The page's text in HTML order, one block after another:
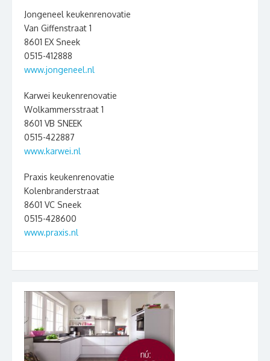
Jongeneel keukenrenovatie
Van Giffenstraat 1
8601 EX Sneek
0515-412888
www.jongeneel.nl
Karwei keukenrenovatie
Wolkammersstraat 1
8601 VB SNEEK
0515-422887
www.karwei.nl
Praxis keukenrenovatie
Kolenbranderstraat
8601 VC Sneek
0515-428600
www.praxis.nl